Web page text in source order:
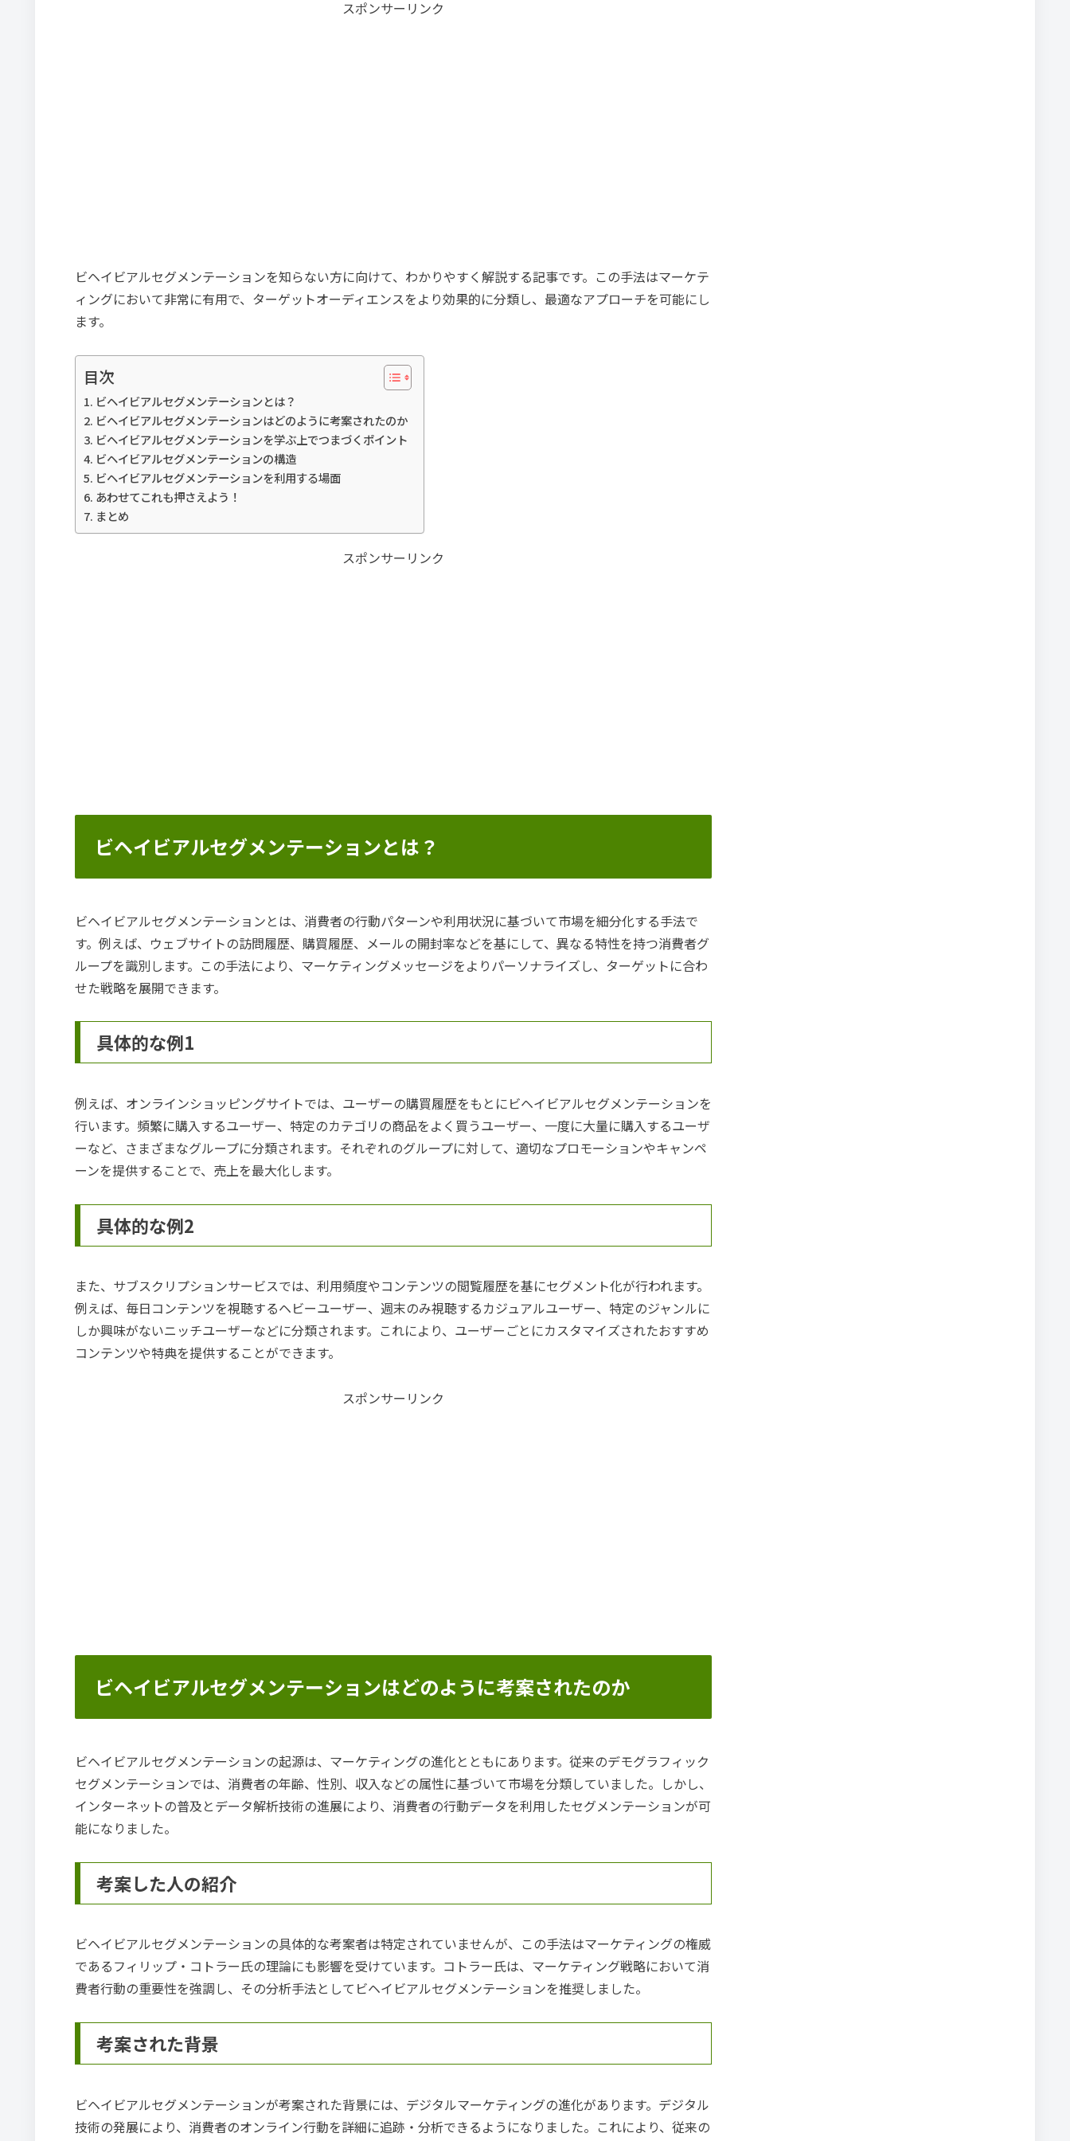
スポンサーリンク
ビヘイビアルセグメンテーションを知らない方に向けて、わかりやすく解説する記事です。この手法はマーケテ
ィングにおいて非常に有用で、ターゲットオーディエンスをより効果的に分類し、最適なアプローチを可能にし
ます。
目次
ビヘイビアルセグメンテーションとは？
ビヘイビアルセグメンテーションはどのように考案されたのか
ビヘイビアルセグメンテーションを学ぶ上でつまづくポイント
ビヘイビアルセグメンテーションの構造
ビヘイビアルセグメンテーションを利用する場面
あわせてこれも押さえよう！
まとめ
スポンサーリンク
ビヘイビアルセグメンテーションとは？
ビヘイビアルセグメンテーションとは、消費者の行動パターンや利用状況に基づいて市場を細分化する手法で
す。例えば、ウェブサイトの訪問履歴、購買履歴、メールの開封率などを基にして、異なる特性を持つ消費者グ
ループを識別します。この手法により、マーケティングメッセージをよりパーソナライズし、ターゲットに合わ
せた戦略を展開できます。
具体的な例1
例えば、オンラインショッピングサイトでは、ユーザーの購買履歴をもとにビヘイビアルセグメンテーションを
行います。頻繁に購入するユーザー、特定のカテゴリの商品をよく買うユーザー、一度に大量に購入するユーザ
ーなど、さまざまなグループに分類されます。それぞれのグループに対して、適切なプロモーションやキャンペ
ーンを提供することで、売上を最大化します。
具体的な例2
また、サブスクリプションサービスでは、利用頻度やコンテンツの閲覧履歴を基にセグメント化が行われます。
例えば、毎日コンテンツを視聴するヘビーユーザー、週末のみ視聴するカジュアルユーザー、特定のジャンルに
しか興味がないニッチユーザーなどに分類されます。これにより、ユーザーごとにカスタマイズされたおすすめ
コンテンツや特典を提供することができます。
スポンサーリンク
ビヘイビアルセグメンテーションはどのように考案されたのか
ビヘイビアルセグメンテーションの起源は、マーケティングの進化とともにあります。従来のデモグラフィック
セグメンテーションでは、消費者の年齢、性別、収入などの属性に基づいて市場を分類していました。しかし、
インターネットの普及とデータ解析技術の進展により、消費者の行動データを利用したセグメンテーションが可
能になりました。
考案した人の紹介
ビヘイビアルセグメンテーションの具体的な考案者は特定されていませんが、この手法はマーケティングの権威
であるフィリップ・コトラー氏の理論にも影響を受けています。コトラー氏は、マーケティング戦略において消
費者行動の重要性を強調し、その分析手法としてビヘイビアルセグメンテーションを推奨しました。
考案された背景
ビヘイビアルセグメンテーションが考案された背景には、デジタルマーケティングの進化があります。デジタル
技術の発展により、消費者のオンライン行動を詳細に追跡・分析できるようになりました。これにより、従来の